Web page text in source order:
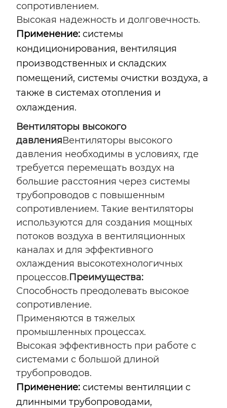
сопротивлением.
Высокая надежность и долговечность.
Применение: системы
кондиционирования, вентиляция
производственных и складских
помещений, системы очистки воздуха, а
также в системах отопления и
охлаждения.
Вентиляторы высокого
давленияВентиляторы высокого
давления необходимы в условиях, где
требуется перемещать воздух на
большие расстояния через системы
трубопроводов с повышенным
сопротивлением. Такие вентиляторы
используются для создания мощных
потоков воздуха в вентиляционных
каналах и для эффективного
охлаждения высокотехнологичных
процессов.Преимущества:
Способность преодолевать высокое
сопротивление.
Применяются в тяжелых
промышленных процессах.
Высокая эффективность при работе с
системами с большой длиной
трубопроводов.
Применение: системы вентиляции с
длинными трубопроводами,